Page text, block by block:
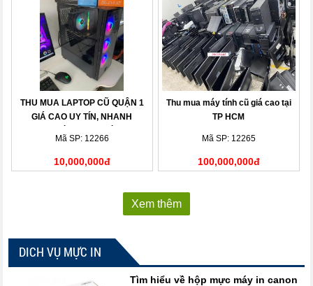
THU MUA LAPTOP CŨ QUẬN 1
GIÁ CAO UY TÍN, NHANH
Mã SP: 12266
10,000,000đ
Thu mua máy tính cũ giá cao tại
TP HCM
Mã SP: 12265
100,000,000đ
Xem thêm
DICH VỤ MỰC IN
Tìm hiểu về hộp mực máy in canon